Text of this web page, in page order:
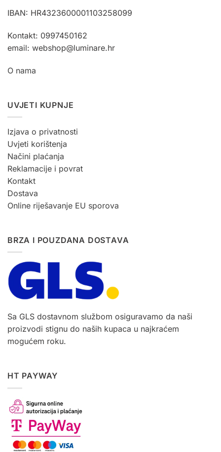
IBAN: HR4323600001103258099
Kontakt: 0997450162
email: webshop@luminare.hr
O nama
UVJETI KUPNJE
Izjava o privatnosti
Uvjeti korištenja
Načini plaćanja
Reklamacije i povrat
Kontakt
Dostava
Online riješavanje EU sporova
BRZA I POUZDANA DOSTAVA
Sa GLS dostavnom službom osiguravamo da naši
proizvodi stignu do naših kupaca u najkraćem
mogućem roku.
HT PAYWAY